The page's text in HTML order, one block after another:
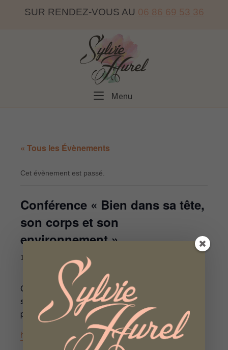
SUR RENDEZ-VOUS AU 06 86 69 53 36
Home
Menu
« Tous les Évènements
Cet évènement est passé.
Conférence « Bien dans sa tête,
son corps et son
environnement »
15 septembre 2022 de 14h00
Conférence de lancement des « Jeudis de la
santé » au Centre social des Longs Prés et
présentation du programme de la saison
https://www.leslongspres.fr/senior/